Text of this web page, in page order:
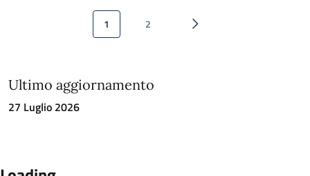
Paginazione
Pagina attuale
1 Pagina
2 Pagina successiva
Ultimo aggiornamento
27 Luglio 2026